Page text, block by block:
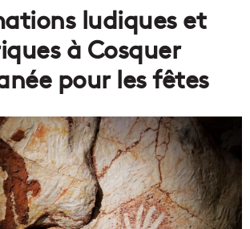
ludiques et
à Cosquer
pour les fêtes